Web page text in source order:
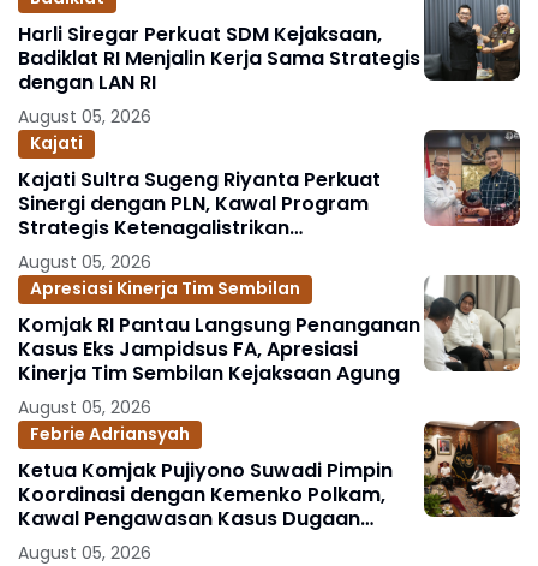
Harli Siregar Perkuat SDM Kejaksaan,
Badiklat RI Menjalin Kerja Sama Strategis
dengan LAN RI
August 05, 2026
Kajati
Kajati Sultra Sugeng Riyanta Perkuat
Sinergi dengan PLN, Kawal Program
Strategis Ketenagalistrikan
Berlandaskan Kepastian Hukum
August 05, 2026
Apresiasi Kinerja Tim Sembilan
Komjak RI Pantau Langsung Penanganan
Kasus Eks Jampidsus FA, Apresiasi
Kinerja Tim Sembilan Kejaksaan Agung
August 05, 2026
Febrie Adriansyah
Ketua Komjak Pujiyono Suwadi Pimpin
Koordinasi dengan Kemenko Polkam,
Kawal Pengawasan Kasus Dugaan
Korupsi dan TPPU Eks Jampidsus FA
August 05, 2026